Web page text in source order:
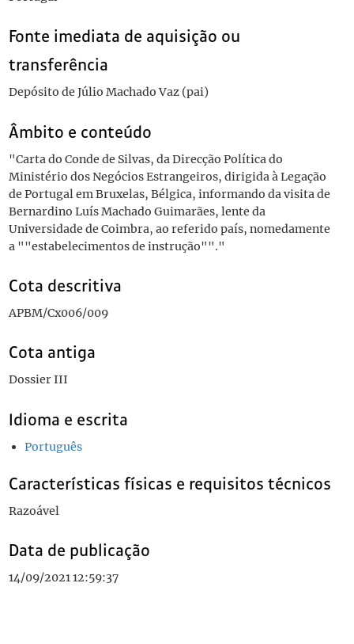
Fonte imediata de aquisição ou
transferência
Depósito de Júlio Machado Vaz (pai)
Âmbito e conteúdo
"Carta do Conde de Silvas, da Direcção Política do
Ministério dos Negócios Estrangeiros, dirigida à Legação
de Portugal em Bruxelas, Bélgica, informando da visita de
Bernardino Luís Machado Guimarães, lente da
Universidade de Coimbra, ao referido país, nomedamente
a ""estabelecimentos de instrução""."
Cota descritiva
APBM/Cx006/009
Cota antiga
Dossier III
Idioma e escrita
Português
Características físicas e requisitos técnicos
Razoável
Data de publicação
14/09/2021 12:59:37